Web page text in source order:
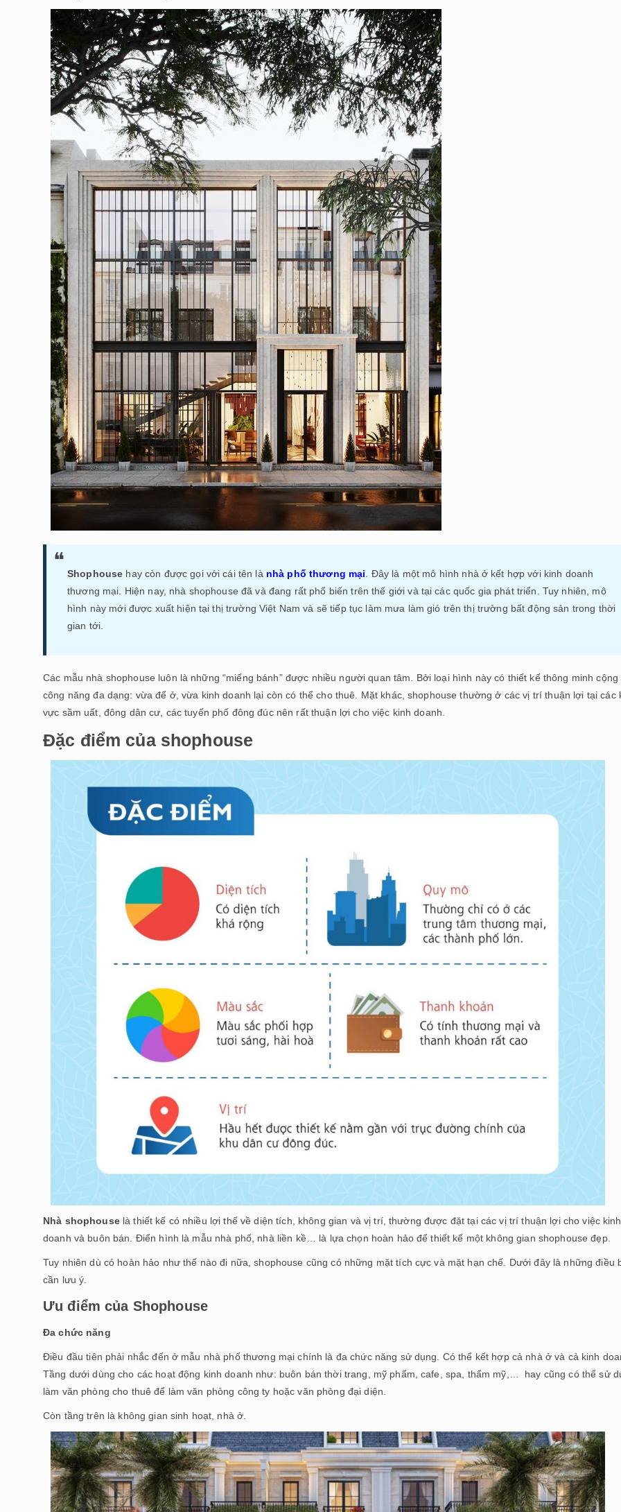
Shophouse hay còn được gọi với cái tên là nhà phố thương mại . Đây là một mô hình nhà ở kết hợp với kinh doanh
thương mại. Hiện nay, nhà shophouse đã và đang rất phổ biến trên thế giới và tại các quốc gia phát triển. Tuy nhiên, mô
hình này mới được xuất hiện tại thị trường Việt Nam và sẽ tiếp tục làm mưa làm gió trên thị trường bất động sản trong thời
gian tới.
Các mẫu nhà shophouse luôn là những “miếng bánh” được nhiều người quan tâm. Bởi loại hình này có thiết kế thông minh cộng
công năng đa dạng: vừa để ở, vừa kinh doanh lại còn có thể cho thuê. Mặt khác, shophouse thường ở các vị trí thuận lợi tại các
vực sầm uất, đông dân cư, các tuyến phố đông đúc nên rất thuận lợi cho việc kinh doanh.
Đặc điểm của shophouse
Nhà shophouselà thiết kế có nhiều lợi thế về diện tích, không gian và vị trí, thường được đặt tại các vị trí thuận lợi cho việc kinh
doanh và buôn bán. Điển hình là mẫu nhà phố, nhà liền kề… là lựa chọn hoàn hảo để thiết kế một không gian shophouse đẹp.
Tuy nhiên dù có hoàn hảo như thế nào đi nữa, shophouse cũng có những mặt tích cực và mặt hạn chế. Dưới đây là những điều
cần lưu ý.
Ưu điểm của Shophouse
Đa chức năng
Điều đầu tiên phải nhắc đến ở mẫu nhà phố thương mại chính là đa chức năng sử dụng. Có thể kết hợp cả nhà ở và cả kinh
Tầng dưới dùng cho các hoạt động kinh doanh như: buôn bán thời trang, mỹ phẩm, cafe, spa, thẩm mỹ,… hay cũng có thể sử
làm văn phòng cho thuê để làm văn phòng công ty hoặc văn phòng đại diện.
Còn tầng trên là không gian sinh hoạt, nhà ở.